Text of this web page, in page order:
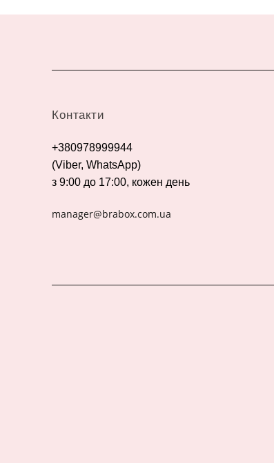
Контакти
+380978999944
(Viber, WhatsApp)
з 9:00 до 17:00, кожен день
manager@brabox.com.ua